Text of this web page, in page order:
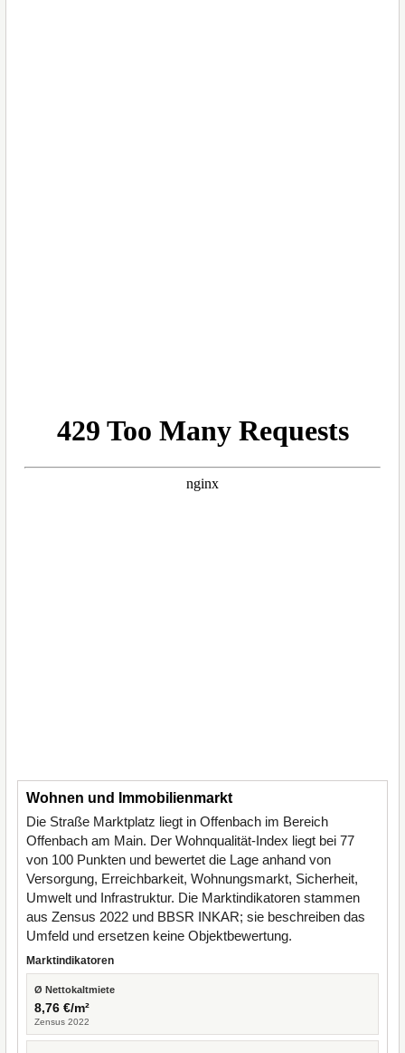
Wohnen und Immobilienmarkt
Die Straße Marktplatz liegt in Offenbach im Bereich
Offenbach am Main. Der Wohnqualität-Index liegt bei 77
von 100 Punkten und bewertet die Lage anhand von
Versorgung, Erreichbarkeit, Wohnungsmarkt, Sicherheit,
Umwelt und Infrastruktur. Die Marktindikatoren stammen
aus Zensus 2022 und BBSR INKAR; sie beschreiben das
Umfeld und ersetzen keine Objektbewertung.
Marktindikatoren
Ø Nettokaltmiete
8,76 €/m²
Zensus 2022